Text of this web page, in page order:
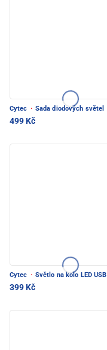
Cytec · Sada diodových světel
499 Kč
Cytec · Světlo na kolo LED USB
399 Kč